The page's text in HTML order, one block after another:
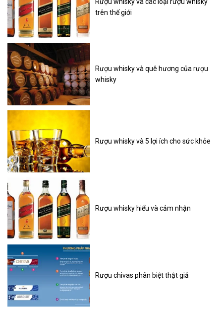
Rượu whisky và các loại rượu whisky
trên thế giới
Rượu whisky và quê hương của rượu
whisky
Rượu whisky và 5 lợi ích cho sức khỏe
Rượu whisky hiểu và cảm nhận
Rượu chivas phân biệt thật giả